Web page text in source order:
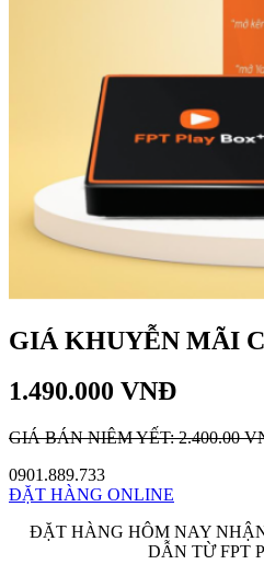
GIÁ KHUYỄN MÃI
1.490.000 VNĐ
GIÁ BÁN NIÊM YẾT: 2.400.00
0901.889.733
ĐẶT HÀNG ONLINE
ĐẶT HÀNG HÔM NAY
DẪN TỪ FPT